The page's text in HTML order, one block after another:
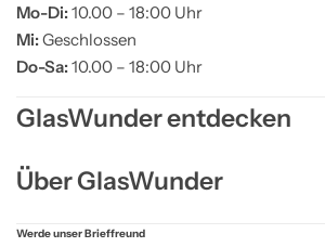
Mo-Di:10.00 – 18:00 Uhr
Mi:Geschlossen
Do-Sa:10.00 – 18:00 Uhr
GlasWunder entdecken
Über GlasWunder
Werde unser Brieffreund